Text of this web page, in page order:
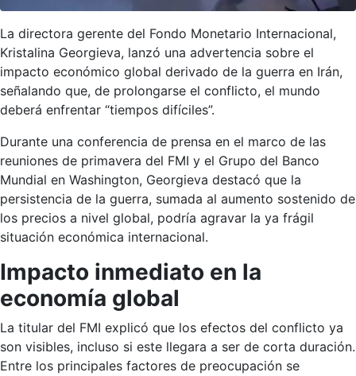
La directora gerente del Fondo Monetario Internacional,
Kristalina Georgieva, lanzó una advertencia sobre el
impacto económico global derivado de la guerra en Irán,
señalando que, de prolongarse el conflicto, el mundo
deberá enfrentar “tiempos difíciles”.
Durante una conferencia de prensa en el marco de las
reuniones de primavera del FMI y el Grupo del Banco
Mundial en Washington, Georgieva destacó que la
persistencia de la guerra, sumada al aumento sostenido de
los precios a nivel global, podría agravar la ya frágil
situación económica internacional.
Impacto inmediato en la
economía global
La titular del FMI explicó que los efectos del conflicto ya
son visibles, incluso si este llegara a ser de corta duración.
Entre los principales factores de preocupación se